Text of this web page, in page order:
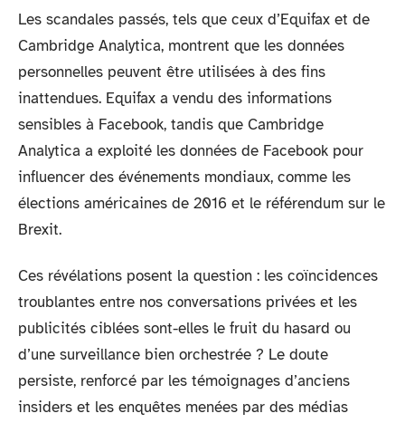
Les scandales passés, tels que ceux d’Equifax et de
Cambridge Analytica, montrent que les données
personnelles peuvent être utilisées à des fins
inattendues. Equifax a vendu des informations
sensibles à Facebook, tandis que Cambridge
Analytica a exploité les données de Facebook pour
influencer des événements mondiaux, comme les
élections américaines de 2016 et le référendum sur le
Brexit.
Ces révélations posent la question : les coïncidences
troublantes entre nos conversations privées et les
publicités ciblées sont-elles le fruit du hasard ou
d’une surveillance bien orchestrée ? Le doute
persiste, renforcé par les témoignages d’anciens
insiders et les enquêtes menées par des médias